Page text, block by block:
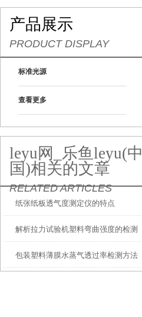
产品展示
PRODUCT DISPLAY
标准光源
查看更多
leyu网_乐鱼leyu(中
国)相关的文章
RELATED ARTICLES
纸张纸板透气度测定仪的特点
解析拉力试验机塑料弯曲强度的检测
包装塑料薄膜水蒸气透过率检测方法